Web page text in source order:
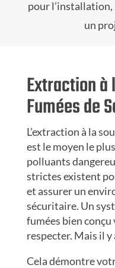
pour
un
Extraction à
Fumées de
L’extraction à la
est le moyen le
polluants
strictes existent
et assurer un
sécuritaire. Un
fumées bien
respecter. Mais il y
Cela démontre